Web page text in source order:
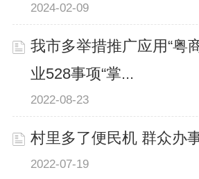
2024-02-09
我市多举措推广应用“粤
业528事项“掌...
2022-08-23
村里多了便民机 群众办
2022-07-19